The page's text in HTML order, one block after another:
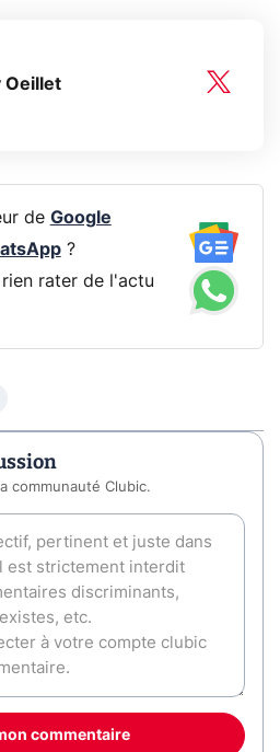
Oeillet
de Google
?
rater de l'actu
communauté Clubic.
commentaire